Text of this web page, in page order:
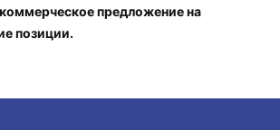
предложение на
позиции.